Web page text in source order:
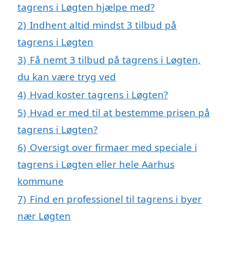
tagrens i Løgten hjælpe med?
2) Indhent altid mindst 3 tilbud på
tagrens i Løgten
3) Få nemt 3 tilbud på tagrens i Løgten,
du kan være tryg ved
4) Hvad koster tagrens i Løgten?
5) Hvad er med til at bestemme prisen på
tagrens i Løgten?
6) Oversigt over firmaer med speciale i
tagrens i Løgten eller hele Aarhus
kommune
7) Find en professionel til tagrens i byer
nær Løgten